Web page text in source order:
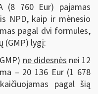
(8 760 Eur) pajamas
NPD, kaip ir mėnesio
pagal dvi formules,
(GMP) lygį:
ne didesnėsnei 12
– 20 136 Eur (1 678
pagal šią